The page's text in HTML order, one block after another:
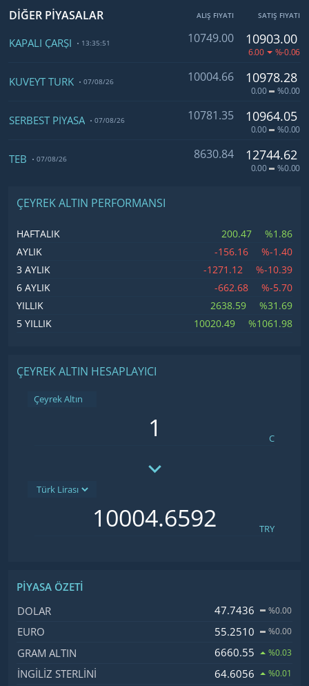
DİĞER PİYASALAR ALIŞ FIYATI SATIŞ FIYATI
KAPALI ÇARŞI 13:35:51 10749.00 10903.00
6.00 %-0.06
KUVEYT TÜRK 07/08/26 10004.66 10978.28
0.00 %0.00
SERBEST PİYASA 07/08/26 10781.35 10964.05
0.00 %0.00
TEB 07/08/26 8630.84 12744.62
0.00 %0.00
ÇEYREK ALTIN PERFORMANSI
HAFTALIK 200.47
%1.86
AYLIK
-156.16
%-1.40
3 AYLIK
-1271.12
%-10.39
6 AYLIK
-662.68
%-5.70
YILLIK
2638.59
%31.69
5 YILLIK
10020.49 %1061.98
ÇEYREK ALTIN HESAPLAYICI
Çeyrek Altın
C
TRY
PIYASA ÖZETI
İsim, Kod
DOLAR 47.7436 %0.00
EURO 55.2510 %0.00
GRAM ALTIN 6660.55 %0.03
İNGILIZ STERLINI 64.6056 %0.01